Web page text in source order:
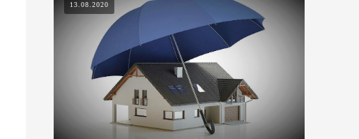
13.08.2020